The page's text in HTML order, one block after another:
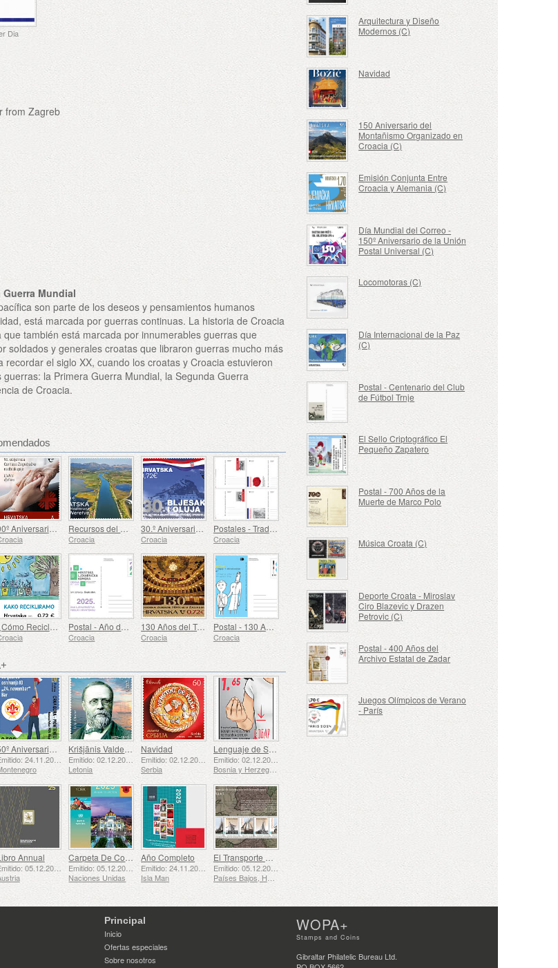
Dia
from Zagreb
Mundial
son parte de los deseos y pensamientos humanos
está marcada por guerras continuas. La historia de Croacia
también está marcada por innumerables guerras que
soldados y generales croatas que libraron guerras mucho más
el siglo XX, cuando los croatas y Croacia estuvieron
la Primera Guerra Mundial, la Segunda Guerra
de Croacia.
90º Aniversario de la Creación de Cáritas de la Arquidiócesis de Zagreb (C) Recursos del Mediterráneo - El Delta del Neretva (C)
Croacia
30.º Aniversario de las Operaciones Militares y Policiales Flash and Storm (C)
Croacia
Postales - Tradición Militar Croata
Croacia
¿Cómo Reciclamos? Postal - Año de la Farmacia en Croacia
Croacia
130 Años del Teatro Nacional Croata en Zagreb (C)
Croacia
Postal - 130 Años del Centro de Educación para Ciegos Vinko Bek
Croacia
50º Aniversario de la Fundación del Bar Scout 24 de Noviembre
Emitido: 24.11.2025
Krišjānis Valdemārs
Letonia
Navidad
Serbia
Lenguaje de Señas - Bueno
Emitido: 02.12.2025
Bosnia y Herzegovina - República de Srpska
Annual
Emitido: 05.12.2025
Carpeta De Colección Anual (Nueva York)
Naciones Unidas
Año Completo
Isla Man
El Transporte Marítimo en los Siglos XVII y XVIII – El Transporte de Turba
Emitido: 05.12.2025
Arquitectura y Diseño
Modernos (C)
Navidad
150 Aniversario del
Montañismo Organizado en
Croacia (C)
Emisión Conjunta Entre
Croacia y Alemania (C)
Día Mundial del Correo -
150º Aniversario de la Unión
Postal Universal (C)
Locomotoras (C)
Día Internacional de la Paz
(C)
Postal - Centenario del Club
de Fútbol Trnje
El Sello Criptográfico El
Pequeño Zapatero
Postal - 700 Años de la
Muerte de Marco Polo
Música Croata (C)
Deporte Croata - Miroslav
Ciro Blazevic y Drazen
Petrovic (C)
Postal - 400 Años del
Archivo Estatal de Zadar
Juegos Olímpicos de Verano
- París
Principal
Inicio
Ofertas especiales
Sobre nosotros
WOPA+
Stamps and Coins
Gibraltar Philatelic Bureau Ltd.